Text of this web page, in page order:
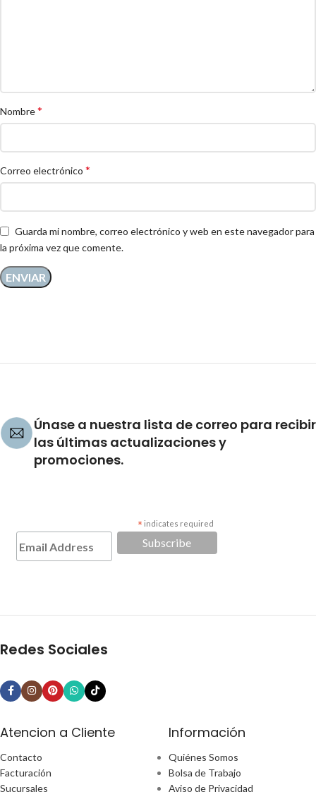
Nombre*
Correo electrónico *
Guarda mi nombre, correo electrónico y web en este navegador para
la próxima vez que comente.
Únase a nuestra lista de correo para recibir
las últimas actualizaciones y
promociones.
* indicates required
Redes Sociales
Atencion a Cliente
Contacto
Facturación
Sucursales
Información
Quiénes Somos
Bolsa de Trabajo
Aviso de Privacidad